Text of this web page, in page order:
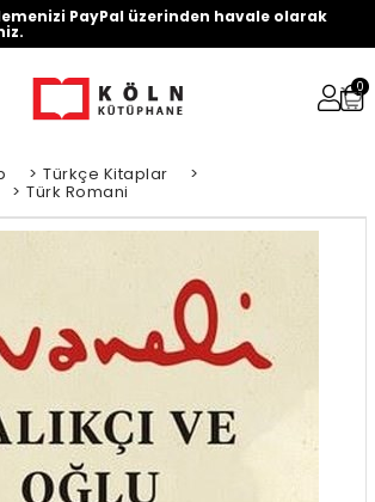
PayPal üzerinden havale olarak
0
> Türkçe Kitaplar >
> Türk Romani